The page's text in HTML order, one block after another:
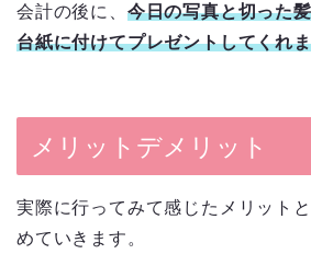
会計の後に、 今日の写真と切った
台紙に付けてプレゼントしてくれ
メリットデメリット
実際に行ってみて感じたメリット
めていきます。